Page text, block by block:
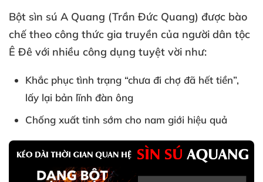
Bột sìn sú A Quang (Trần Đức Quang) được bào
chế theo công thức gia truyền của người dân tộc
Ê Đê với nhiều công dụng tuyệt vời như:
Khắc phục tình trạng “chưa đi chợ đã hết tiền”,
lấy lại bản lĩnh đàn ông
Chống xuất tinh sớm cho nam giới hiệu quả